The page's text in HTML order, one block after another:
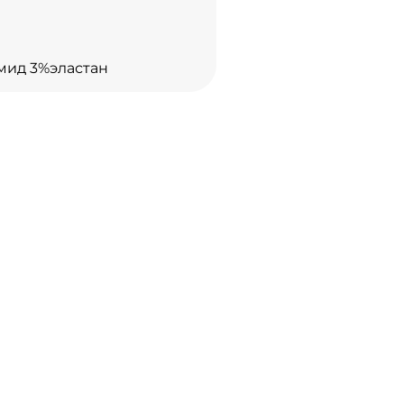
3%эластан